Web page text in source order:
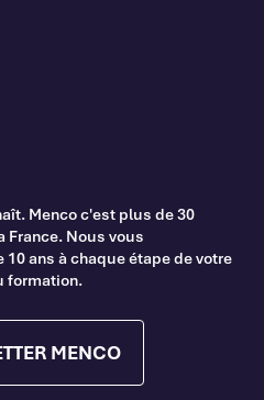
Menco c'est plus de 30
France. Nous vous
ans à chaque étape de votre
formation.
MENCO